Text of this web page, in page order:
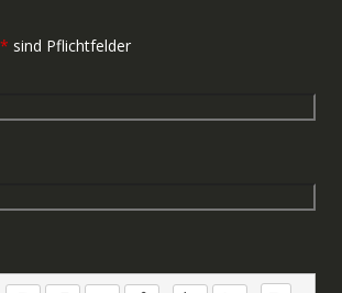
* sind Pflichtfelder